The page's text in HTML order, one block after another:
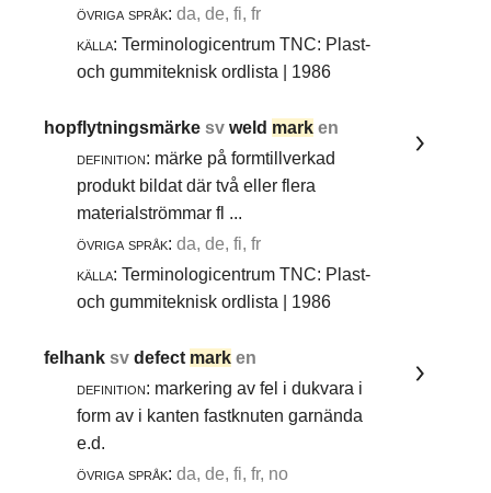
övriga språk: da, de, fi, fr
källa: Terminologicentrum TNC: Plast-
och gummiteknisk ordlista | 1986
hopflytningsmärkesvweld mark en
definition: märke på formtillverkad
produkt bildat där två eller flera
materialströmmar fl ...
övriga språk: da, de, fi, fr
källa: Terminologicentrum TNC: Plast-
och gummiteknisk ordlista | 1986
felhanksvdefect mark en
definition: markering av fel i dukvara i
form av i kanten fastknuten garnända
e.d.
övriga språk: da, de, fi, fr, no